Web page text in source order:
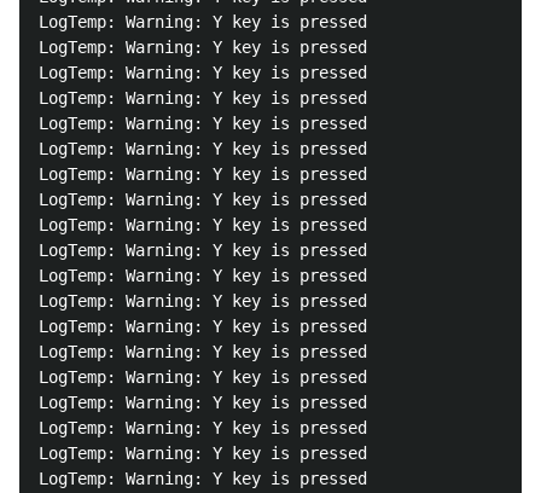
LogTemp: Warning: Y key is pressed
LogTemp: Warning: Y key is pressed
LogTemp: Warning: Y key is pressed
LogTemp: Warning: Y key is pressed
LogTemp: Warning: Y key is pressed
LogTemp: Warning: Y key is pressed
LogTemp: Warning: Y key is pressed
LogTemp: Warning: Y key is pressed
LogTemp: Warning: Y key is pressed
LogTemp: Warning: Y key is pressed
LogTemp: Warning: Y key is pressed
LogTemp: Warning: Y key is pressed
LogTemp: Warning: Y key is pressed
LogTemp: Warning: Y key is pressed
LogTemp: Warning: Y key is pressed
LogTemp: Warning: Y key is pressed
LogTemp: Warning: Y key is pressed
LogTemp: Warning: Y key is pressed
LogTemp: Warning: Y key is pressed